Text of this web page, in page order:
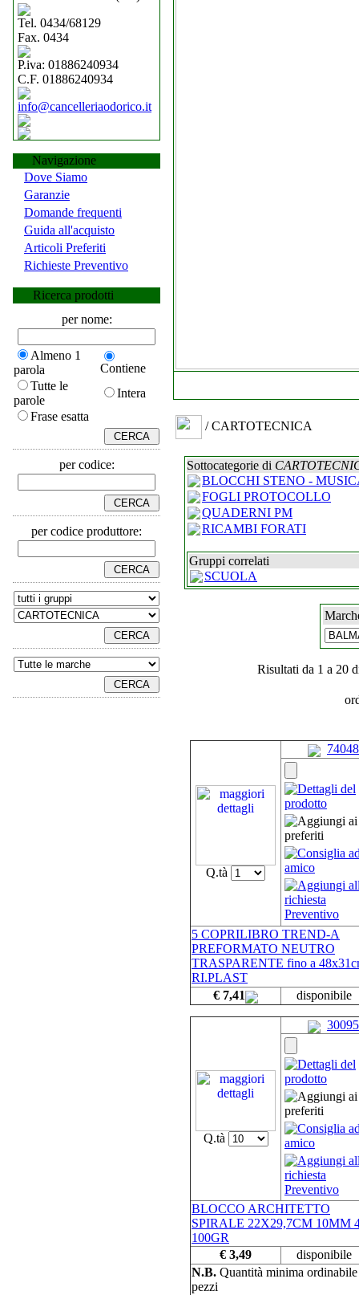
Tel. 0434/68129
Fax. 0434
P.iva: 01886240934
C.F. 01886240934
info@cancelleriaodorico.it
Navigazione
Dove Siamo
Garanzie
Domande frequenti
Guida all'acquisto
Articoli Preferiti
Richieste Preventivo
Ricerca prodotti
per nome:
Almeno 1
parola
Contiene
Tutte le
parole
Intera
Frase esatta
per codice:
per codice produttore:
/ CARTOTECNICA
Sottocategorie di
BLOCCHI STENO -
FOGLI PROTOCOLLO
QUADERNI PM
RICAMBI FORATI
Gruppi correlati
SCUOLA
Risultati da 1 a 20
Q.tà
74048
5 COPRILIBRO TREND-A
PREFORMATO NEUTRO
TRASPARENTE fino a
RI.PLAST
€ 7,41
disponibile
Q.tà
30095
BLOCCO ARCHITETTO
SPIRALE 22X29,7CM 10MM
100GR
€ 3,49
disponibile
N.B. Quantità minima
pezzi